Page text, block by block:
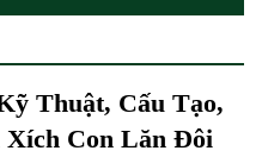
Thuật, Cấu Tạo,
Xích Con Lăn Đôi